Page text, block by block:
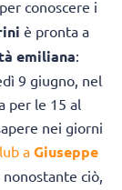
conoscere i
è pronta a
emiliana:
9 giugno, nel
per le 15 al
nei giorni
a Giuseppe
nonostante ciò,